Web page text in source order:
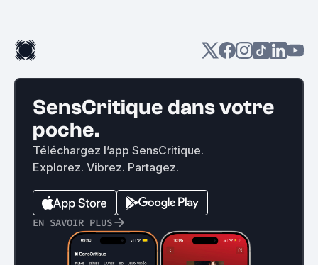
SensCritique dans votre
poche.
Téléchargez l’app SensCritique.
Explorez. Vibrez. Partagez.
EN SAVOIR PLUS